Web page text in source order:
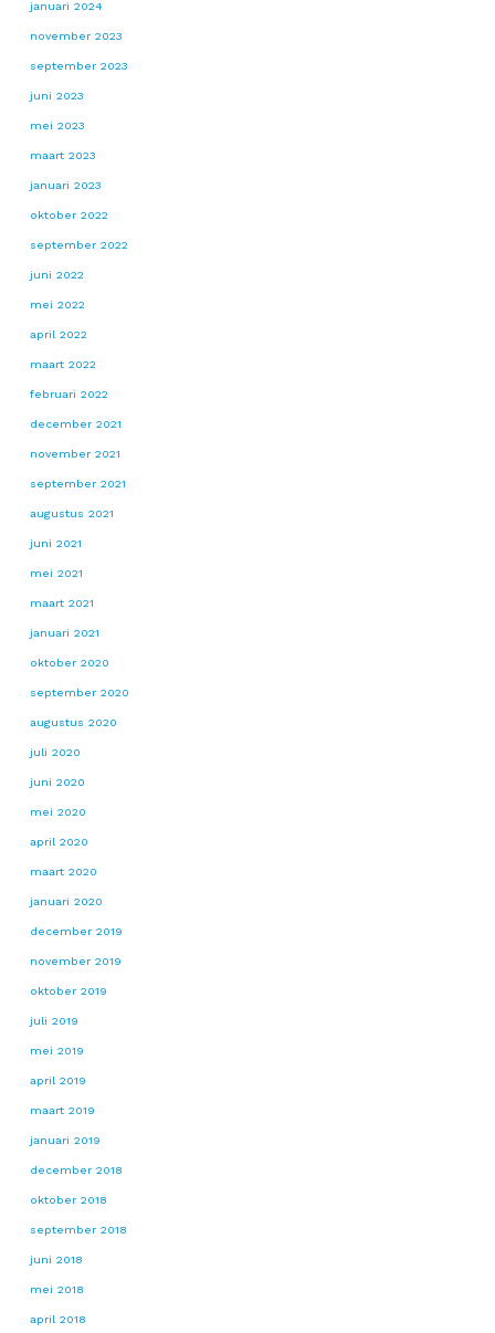
januari 2024
november 2023
september 2023
juni 2023
mei 2023
maart 2023
januari 2023
oktober 2022
september 2022
juni 2022
mei 2022
april 2022
maart 2022
februari 2022
december 2021
november 2021
september 2021
augustus 2021
juni 2021
mei 2021
maart 2021
januari 2021
oktober 2020
september 2020
augustus 2020
juli 2020
juni 2020
mei 2020
april 2020
maart 2020
januari 2020
december 2019
november 2019
oktober 2019
juli 2019
mei 2019
april 2019
maart 2019
januari 2019
december 2018
oktober 2018
september 2018
juni 2018
mei 2018
april 2018